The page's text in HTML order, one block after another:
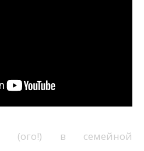
(ого!) в семейной